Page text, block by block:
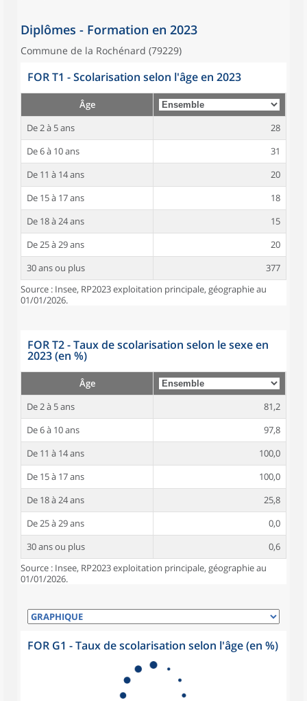
Diplômes - Formation en 2023
Commune de la Rochénard (79229)
FOR T1 - Scolarisation selon l'âge en 2023
Âge
De 2 à 5 ans
28
De 6 à 10 ans
31
De 11 à 14 ans
20
De 15 à 17 ans
18
De 18 à 24 ans
15
De 25 à 29 ans
20
30 ans ou plus
377
Source : Insee, RP2023 exploitation principale, géographie au
01/01/2026.
FOR T2 - Taux de scolarisation selon le sexe en
2023 (en %)
Âge
De 2 à 5 ans
81,2
De 6 à 10 ans
97,8
De 11 à 14 ans
100,0
De 15 à 17 ans
100,0
De 18 à 24 ans
25,8
De 25 à 29 ans
0,0
30 ans ou plus
0,6
Source : Insee, RP2023 exploitation principale, géographie au
01/01/2026.
FOR G1 - Taux de scolarisation selon l'âge (en %)